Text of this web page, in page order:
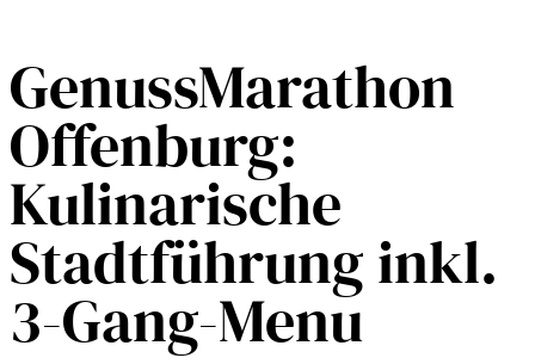
GenussMarathon
Offenburg:
Kulinarische
Stadtführung inkl.
3-Gang-Menu